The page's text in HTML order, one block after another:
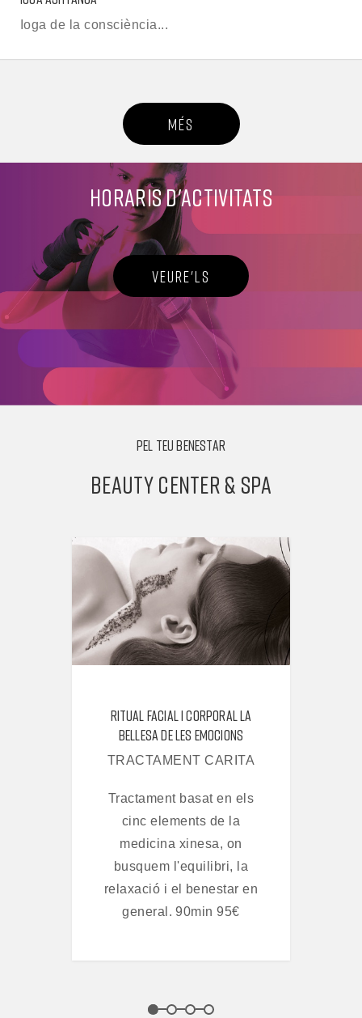
Ioga de la consciència...
MÉS
HORARIS D'ACTIVITATS
VEURE'LS
PEL TEU BENESTAR
BEAUTY CENTER & SPA
RITUAL FACIAL I CORPORAL LA
BELLESA DE LES EMOCIONS
TRACTAMENT CARITA
Tractament basat en els
cinc elements de la
medicina xinesa, on
busquem l'equilibri, la
relaxació i el benestar en
general. 90min 95€
2 3 4